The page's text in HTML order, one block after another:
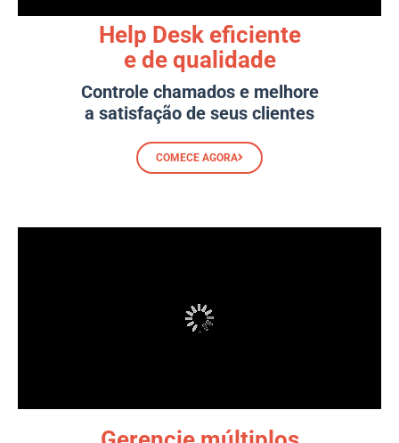
Help Desk eficiente
e de qualidade
Controle chamados e melhore
a satisfação de seus clientes
COMECE AGORA